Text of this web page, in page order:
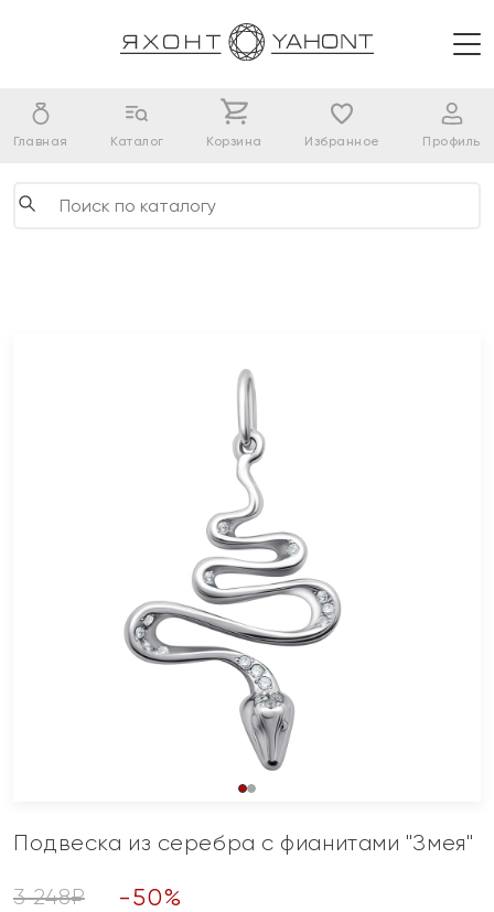
Главная Каталог Корзина Избранное Профиль
Подвеска из серебра с фианитами "Змея"
3 248₽ -50%